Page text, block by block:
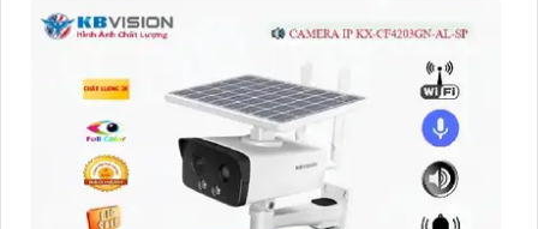
bằng còi và đèn chớp phù hợp cho công trình kho hàng,